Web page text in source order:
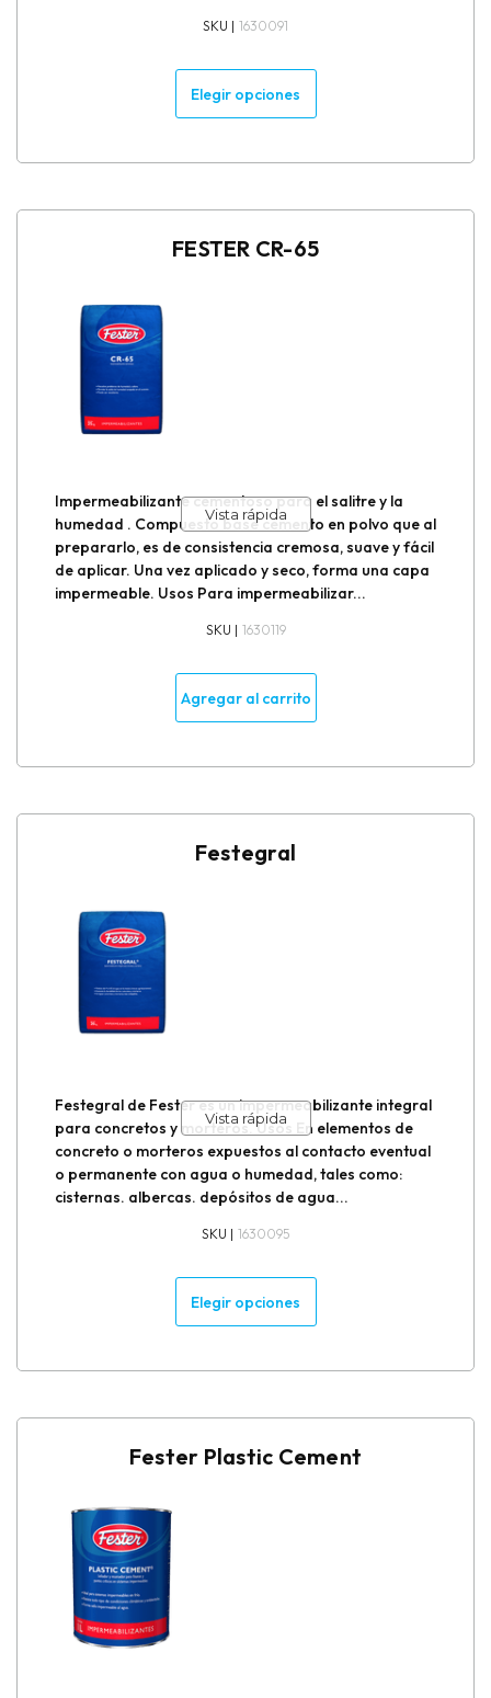
Muro de contención
Repartidores de carga en firmes
Sótano
Taponeadores de Fugas
SKU | 1630091
Elegir opciones
FESTER CR-65
Vista rápida
Impermeabilizante cementoso para el salitre y la
humedad . Compuesto base cemento en polvo que al
prepararlo, es de consistencia cremosa, suave y fácil
de aplicar. Una vez aplicado y seco, forma una capa
impermeable. Usos Para impermeabilizar...
SKU | 1630119
Agregar al carrito
Festegral
Vista rápida
Festegral de Fester es un impermeabilizante integral
para concretos y morteros. Usos En elementos de
concreto o morteros expuestos al contacto eventual
o permanente con agua o humedad, tales como:
cisternas. albercas. depósitos de agua...
SKU | 1630095
Elegir opciones
Fester Plastic Cement